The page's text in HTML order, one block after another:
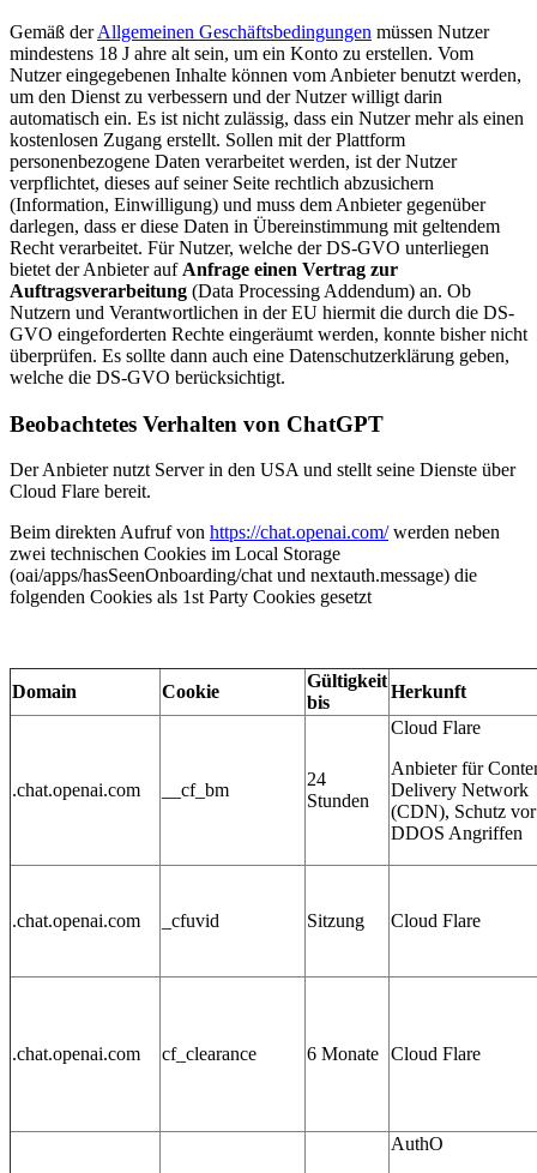
Gemäß derAllgemeinen Geschäftsbedingungen müssen Nutzer
mindestens 18 J ahre alt sein, um ein Konto zu erstellen. Vom
Nutzer eingegebenen Inhalte können vom Anbieter benutzt werden,
um den Dienst zu verbessern und der Nutzer willigt darin
automatisch ein. Es ist nicht zulässig, dass ein Nutzer mehr als einen
kostenlosen Zugang erstellt. Sollen mit der Plattform
personenbezogene Daten verarbeitet werden, ist der Nutzer
verpflichtet, dieses auf seiner Seite rechtlich abzusichern
(Information, Einwilligung) und muss dem Anbieter gegenüber
darlegen, dass er diese Daten in Übereinstimmung mit geltendem
Recht verarbeitet. Für Nutzer, welche der DS-GVO unterliegen
bietet der Anbieter auf Anfrage einen Vertrag zur
Auftragsverarbeitung (Data Processing Addendum) an. Ob
Nutzern und Verantwortlichen in der EU hiermit die durch die DS-
GVO eingeforderten Rechte eingeräumt werden, konnte bisher nicht
überprüfen. Es sollte dann auch eine Datenschutzerklärung geben,
welche die DS-GVO berücksichtigt.
Beobachtetes Verhalten von ChatGPT
Der Anbieter nutzt Server in den USA und stellt seine Dienste über
Cloud Flare bereit.
Beim direkten Aufruf von https://chat.openai.com/werden neben
zwei technischen Cookies im Local Storage
(oai/apps/hasSeenOnboarding/chat und nextauth.message) die
folgenden Cookies als 1st Party Cookies gesetzt
Domain Cookie
Gültigkeit
bis
Herkunft
.chat.openai.com __cf_bm
24
Stunden
Cloud Flare
Anbieter für
Delivery Network
(CDN), Schutz vor
DDOS Angriffen
.chat.openai.com _cfuvid Sitzung Cloud Flare
.chat.openai.com cf_clearance 6 Monate Cloud Flare
AuthO